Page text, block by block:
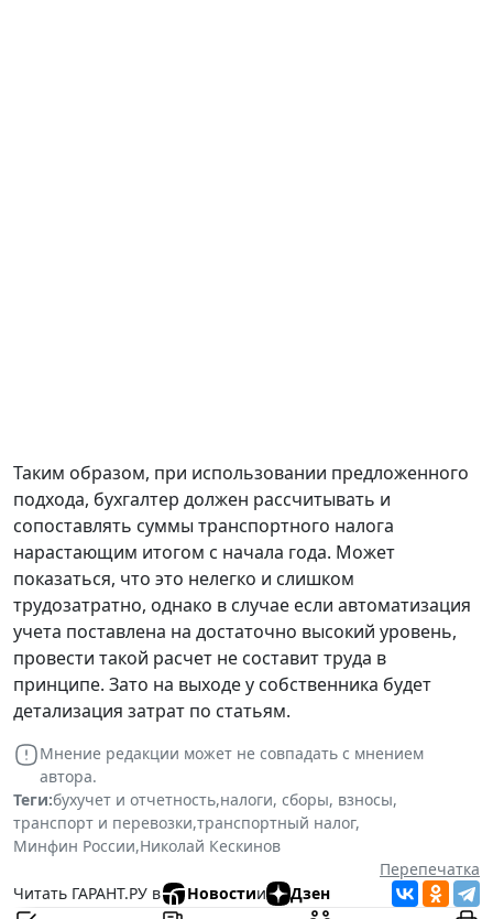
Таким образом, при использовании предложенного
подхода, бухгалтер должен рассчитывать и
сопоставлять суммы транспортного налога
нарастающим итогом с начала года. Может
показаться, что это нелегко и слишком
трудозатратно, однако в случае если автоматизация
учета поставлена на достаточно высокий уровень,
провести такой расчет не составит труда в
принципе. Зато на выходе у собственника будет
детализация затрат по статьям.
Мнение редакции может не совпадать с мнением
автора.
Теги:бухучет и отчетность,налоги, сборы, взносы,
транспорт и перевозки,транспортный налог,
Минфин России,Николай Кескинов
Перепечатка
Читать ГАРАНТ.РУ в
Новостии Дзен